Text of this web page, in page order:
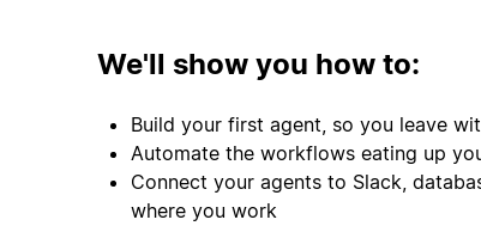
We'll show you how to:
Build your first agent, so you leave
Automate the workflows eating up
Connect your agents to Slack,
where you work